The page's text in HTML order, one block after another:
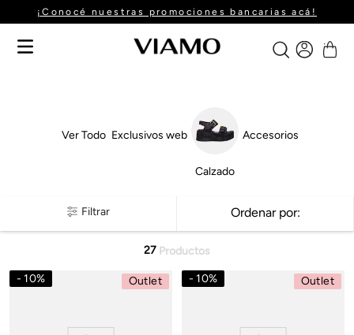
¡Conocé nuestras promociones bancarias acá!
Ver Todo Exclusivos web
Calzado
Accesorios
Filtrar Ordenar por
27 Productos
10% Outlet 10% Outlet